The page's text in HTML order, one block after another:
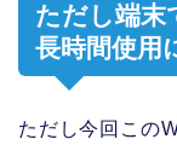
ただし端末
長時間使用
ただし今回この